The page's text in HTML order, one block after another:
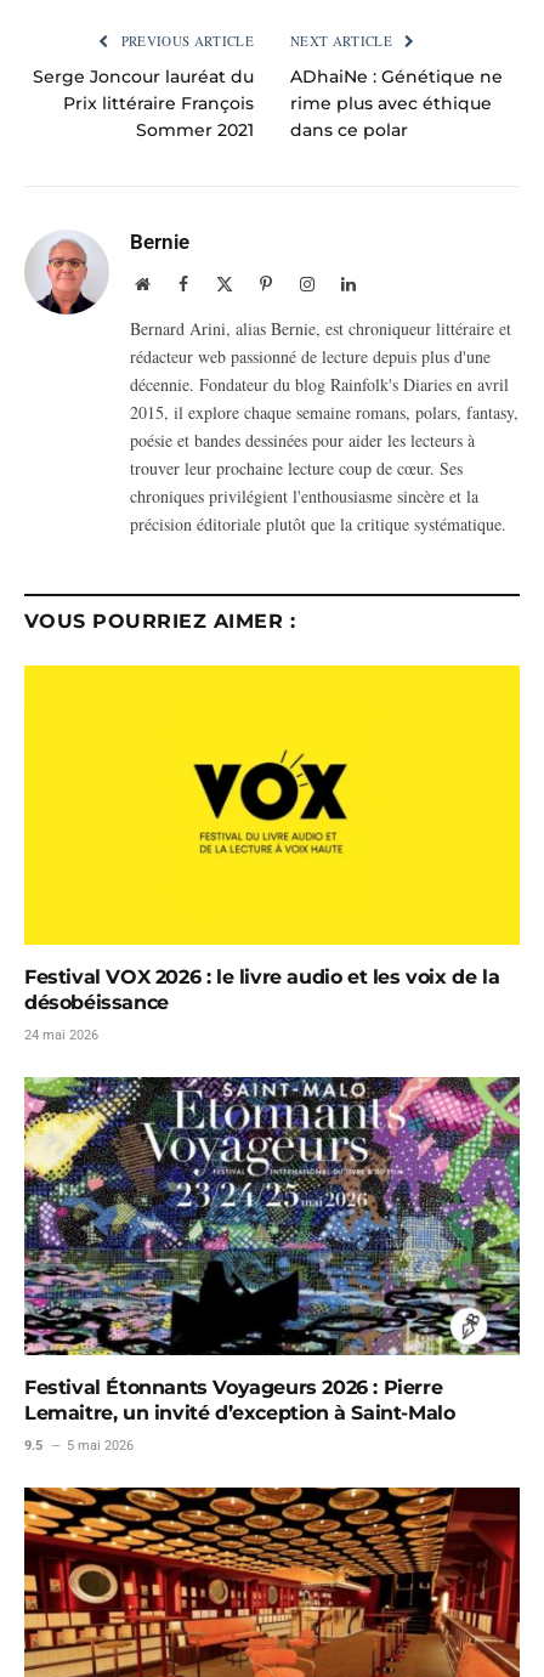
PREVIOUS ARTICLE
Serge Joncour lauréat du
Prix littéraire François
Sommer 2021
NEXT ARTICLE
ADhaiNe : Génétique ne
rime plus avec éthique
dans ce polar
Bernie
WebsiteFacebook PinterestInstagramLinkedIn
Bernard Arini, alias Bernie, est chroniqueur littéraire et
rédacteur web passionné de lecture depuis plus d'une
décennie. Fondateur du blog Rainfolk's Diaries en avril
2015, il explore chaque semaine romans, polars, fantasy,
poésie et bandes dessinées pour aider les lecteurs à
trouver leur prochaine lecture coup de cœur. Ses
chroniques privilégient l'enthousiasme sincère et la
précision éditoriale plutôt que la critique systématique.
VOUS POURRIEZ AIMER :
Festival VOX 2026 : le livre audio et les voix de la
désobéissance
24 mai 2026
Festival Étonnants Voyageurs 2026 : Pierre
Lemaitre, un invité d’exception à Saint-Malo
9.5 5 mai 2026